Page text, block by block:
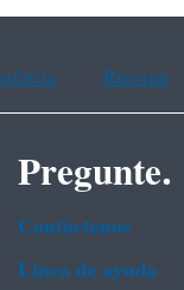
Russian
Pregunte.
Contáctenos
Línea de ayuda